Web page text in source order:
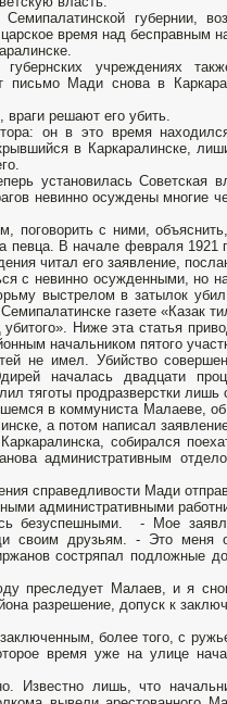
губернии,
время над бесправным
учреждениях
Мади снова в
решают его убить.
он в это время
в Каркаралинске,
установилась Советская
невинно осуждены многие
поговорить с ними,
певца. В начале февраля
читал его заявление,
с невинно осужденными, но
выстрелом в затылок
газете «Казак
Ниже эта статья
начальником пятого
не имел. Убийство
началась двадцати
тяготы продразверстки лишь
в коммуниста Малаеве, об
а потом написал
собирался
административным
справедливости Мади
административными
безуспешными. - Мое
своим друзьям. - Это меня
состряпал подложные
преследует Малаев, и я
разрешение, допуск к
более того, с
время уже на улице
Известно лишь, что